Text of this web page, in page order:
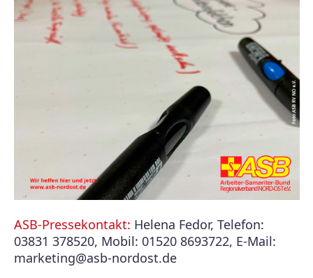
ASB-Pressekontakt: Helena Fedor, Telefon:
03831 378520, Mobil: 01520 8693722, E-Mail:
marketing@asb-nordost.de